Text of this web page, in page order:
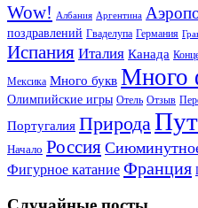
Wow! Албания Аргентина
поздравлений Гваделупа Германия
Испания Италия Канада
Мексика Много букв Много
Олимпийские игры Отель Отзыв
Португалия Природа
Начало Россия
Фигурное катание Франция